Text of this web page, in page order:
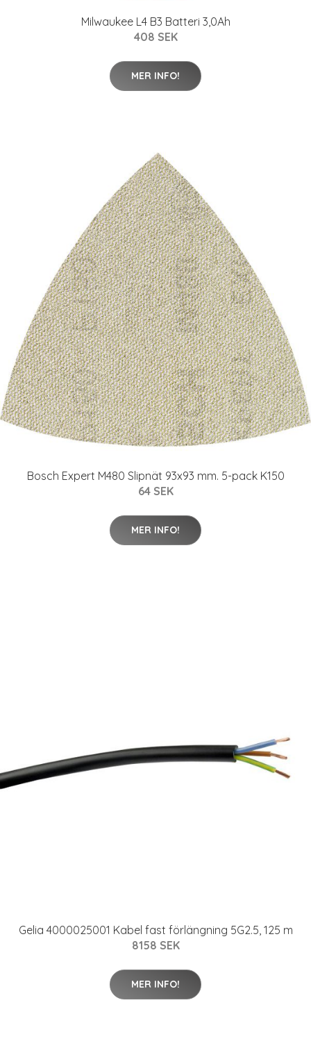
Milwaukee L4 B3 Batteri 3,0Ah
408 SEK
MER INFO!
Bosch Expert M480 Slipnät 93x93 mm. 5-pack K150
64 SEK
MER INFO!
Gelia 4000025001 Kabel fast förlängning 5G2.5, 125 m
8158 SEK
MER INFO!